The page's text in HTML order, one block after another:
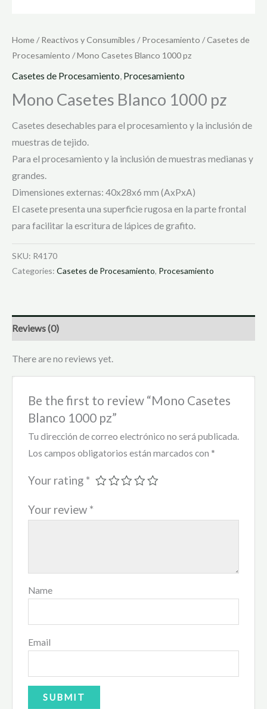
Home/Reactivos y Consumibles /Procesamiento /Casetes de
Procesamiento / Mono Casetes Blanco 1000 pz
Casetes de Procesamiento, Procesamiento
Mono Casetes Blanco 1000 pz
Casetes desechables para el procesamiento y la inclusión de
muestras de tejido.
Para el procesamiento y la inclusión de muestras medianas y
grandes.
Dimensiones externas: 40x28x6 mm (AxPxA)
El casete presenta una superficie rugosa en la parte frontal
para facilitar la escritura de lápices de grafito.
SKU: R4170
Categories: Casetes de Procesamiento, Procesamiento
Reviews (0)
There are no reviews yet.
Be the first to review “Mono Casetes
Blanco 1000 pz”
Tu dirección de correo electrónico no será publicada.
Los campos obligatorios están marcados con *
Your rating *
Your review *
Name
Email